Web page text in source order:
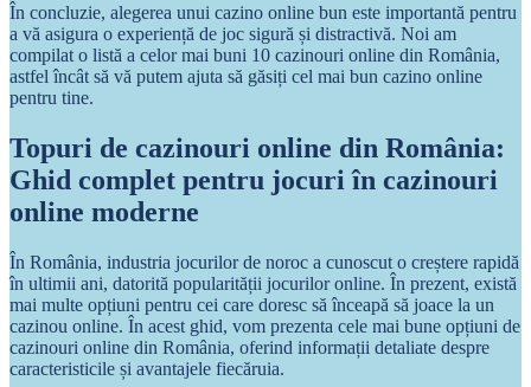
În concluzie, alegerea unui cazino online bun este importantă pentru
a vă asigura o experiență de joc sigură și distractivă. Noi am
compilat o listă a celor mai buni 10 cazinouri online din România,
astfel încât să vă putem ajuta să găsiți cel mai bun cazino online
pentru tine.
Topuri de cazinouri online din România:
Ghid complet pentru jocuri în cazinouri
online moderne
În România, industria jocurilor de noroc a cunoscut o creștere rapidă
în ultimii ani, datorită popularității jocurilor online. În prezent, există
mai multe opțiuni pentru cei care doresc să înceapă să joace la un
cazinou online. În acest ghid, vom prezenta cele mai bune opțiuni de
cazinouri online din România, oferind informații detaliate despre
caracteristicile și avantajele fiecăruia.